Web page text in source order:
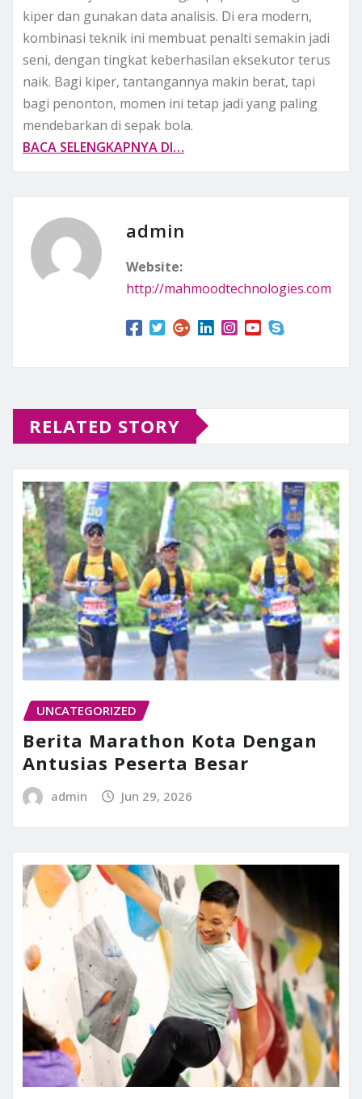
kiper dan gunakan data analisis. Di era modern,
kombinasi teknik ini membuat penalti semakin jadi
seni, dengan tingkat keberhasilan eksekutor terus
naik. Bagi kiper, tantangannya makin berat, tapi
bagi penonton, momen ini tetap jadi yang paling
mendebarkan di sepak bola.
BACA SELENGKAPNYA DI…
admin
Website:
http://mahmoodtechnologies.com
RELATED STORY
UNCATEGORIZED
Berita Marathon Kota Dengan
Antusias Peserta Besar
admin Jun 29, 2026